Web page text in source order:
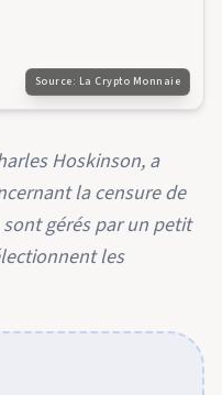
Source: La Crypto Monnaie
Hoskinson, a
la censure de
gérés par un petit
les